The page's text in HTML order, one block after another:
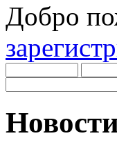
Добро